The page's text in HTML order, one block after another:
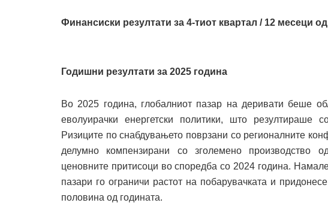
Финансиски резултати за 4-тиот квартал / 12 месеци
Годишни резултати за 2025 година
Во 2025 година, глобалниот пазар на деривати беше
еволуирачки енергетски политики, што резултираше
Ризиците по снабдувањето поврзани со регионалните
делумно компензирани со зголемено производство
ценовните притисоци во споредба со 2024 година.
пазари го ограничи растот на побарувачката и
половина од годината.